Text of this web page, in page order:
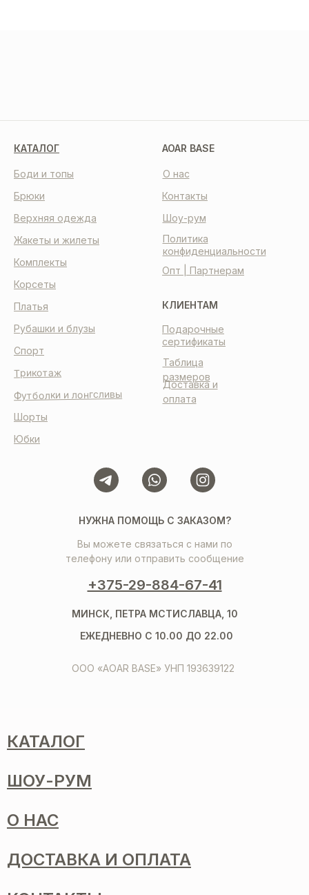
КАТАЛОГ
КЛИЕНТАМ
Таблица
размеров
Доставка и
оплата
Подарочные
сертификаты
НУЖНА ПОМОЩЬ С ЗАКАЗОМ?
Вы можете связаться с нами по
телефону или отправить сообщение
+375-29-884-67-41
ООО «AOAR BASE» УНП 193639122
МИНСК, ПЕТРА МСТИСЛАВЦА, 10
ЕЖЕДНЕВНО С 10.00 ДО 22.00
AOAR BASE
О нас
Контакты
Шоу-рум
Политика
конфиденциальности
Опт | Партнерам
Корсеты
Платья
Боди и топы
Комплекты
Шорты
Спорт
Рубашки и блузы
Брюки
Жакеты и жилеты
Трикотаж
Футболки и лонгсливы
Верхняя одежда
Юбки
КАТАЛОГ
ШОУ-РУМ
О НАС
ДОСТАВКА И ОПЛАТА